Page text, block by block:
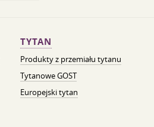
TYTAN
Produkty z przemiału tytanu
Tytanowe GOST
Europejski tytan